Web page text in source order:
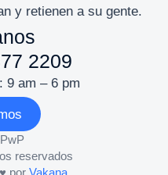
y retienen a su gente.
2209
9 am – 6 pm
reservados
por Vakana